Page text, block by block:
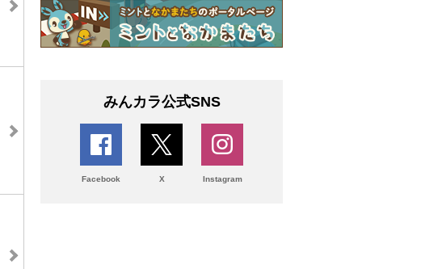
みんカラ公式SNS
Facebook X Instagram